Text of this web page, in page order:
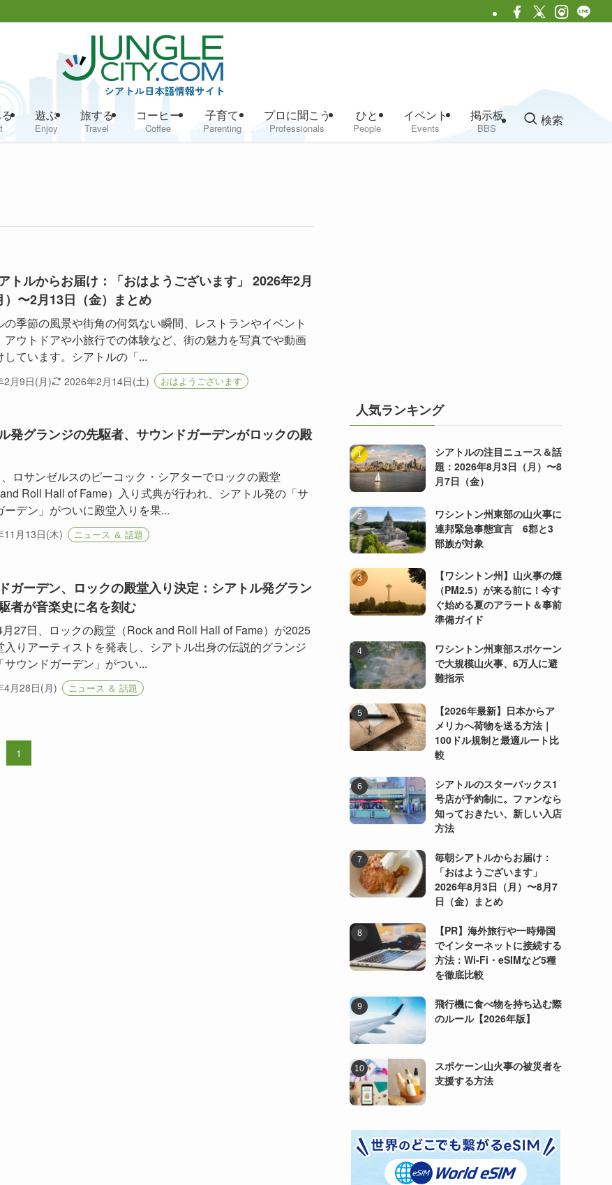
遊ぶ
Enjoy
旅する
Travel
コーヒー
Coffee
子育て
Parenting
プロに聞こう
Professionals
ひと
People
イベント
Events
掲示板
BBS
検索
トルからお届け：「おはようございます」 2026年2月
）〜2月13日（金）まとめ
の季節の風景や街角の何気ない瞬間、レストランやイベント
アウトドアや小旅行での体験など、街の魅力を写真でや動画
しています。シアトルの「...
2月9日(月) 2026年2月14日(土) おはようございます
発グランジの先駆者、サウンドガーデンがロックの殿
ロサンゼルスのピーコック・シアターでロックの殿堂
and Roll Hall of Fame）入り式典が行われ、シアトル発の「サ
ーデン」がついに殿堂入りを果...
11月13日(木) ニュース ＆ 話題
ガーデン、ロックの殿堂入り決定：シアトル発グラン
者が音楽史に名を刻む
27日、ロックの殿堂（Rock and Roll Hall of Fame）が2025
入りアーティストを発表し、シアトル出身の伝説的グランジ
サウンドガーデン」がつい...
4月28日(月) ニュース ＆ 話題
1
人気ランキング
シアトルの注目ニュース＆話
題：2026年8月3日（月）〜8
月7日（金）
ワシントン州東部の山火事に
連邦緊急事態宣言 6郡と3
部族が対象
【ワシントン州】山火事の煙
（PM2.5）が来る前に！今す
ぐ始める夏のアラート＆事前
準備ガイド
ワシントン州東部スポケーン
で大規模山火事、6万人に避
難指示
【2026年最新】日本からア
メリカへ荷物を送る方法｜
100ドル規制と最適ルート比
較
シアトルのスターバックス1
号店が予約制に。ファンなら
知っておきたい、新しい入店
方法
毎朝シアトルからお届け：
「おはようございます」
2026年8月3日（月）〜8月7
日（金）まとめ
【PR】海外旅行や一時帰国
でインターネットに接続する
方法：Wi-Fi・eSIMなど5種
を徹底比較
飛行機に食べ物を持ち込む際
のルール【2026年版】
スポケーン山火事の被災者を
支援する方法